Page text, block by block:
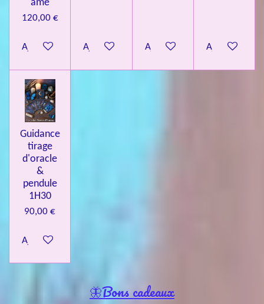
âme
120,00 €
Ajouter au panierAjouter au panierAjouter au panierAjouter au
Guidance
tirage
d'oracle
&
pendule
1H30
90,00 €
Ajouter au panier
🦋Bons cadeaux